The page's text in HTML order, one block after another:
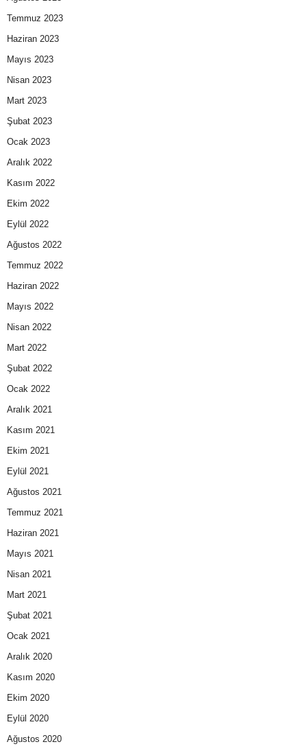
Temmuz 2023
Haziran 2023
Mayıs 2023
Nisan 2023
Mart 2023
Şubat 2023
Ocak 2023
Aralık 2022
Kasım 2022
Ekim 2022
Eylül 2022
Ağustos 2022
Temmuz 2022
Haziran 2022
Mayıs 2022
Nisan 2022
Mart 2022
Şubat 2022
Ocak 2022
Aralık 2021
Kasım 2021
Ekim 2021
Eylül 2021
Ağustos 2021
Temmuz 2021
Haziran 2021
Mayıs 2021
Nisan 2021
Mart 2021
Şubat 2021
Ocak 2021
Aralık 2020
Kasım 2020
Ekim 2020
Eylül 2020
Ağustos 2020